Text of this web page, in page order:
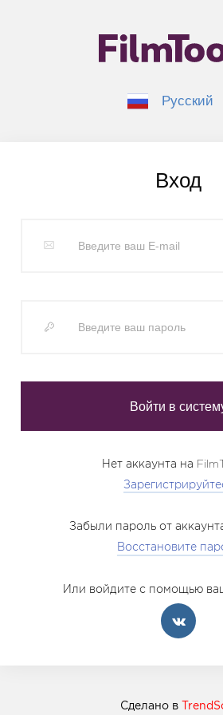
Русский
Вход
Нет аккаунта на
Забыли пароль от
Восстановите
Или войдите с помощью
Сделано в